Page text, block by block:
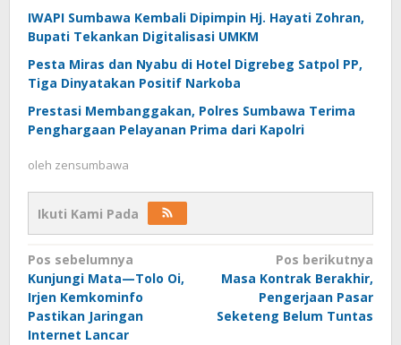
IWAPI Sumbawa Kembali Dipimpin Hj. Hayati Zohran,
Bupati Tekankan Digitalisasi UMKM
Pesta Miras dan Nyabu di Hotel Digrebeg Satpol PP,
Tiga Dinyatakan Positif Narkoba
Prestasi Membanggakan, Polres Sumbawa Terima
Penghargaan Pelayanan Prima dari Kapolri
oleh zensumbawa
Ikuti Kami Pada
Navigasi
pos
Pos sebelumnya
Kunjungi Mata—Tolo Oi,
Irjen Kemkominfo
Pastikan Jaringan
Internet Lancar
Pos berikutnya
Masa Kontrak Berakhir,
Pengerjaan Pasar
Seketeng Belum Tuntas